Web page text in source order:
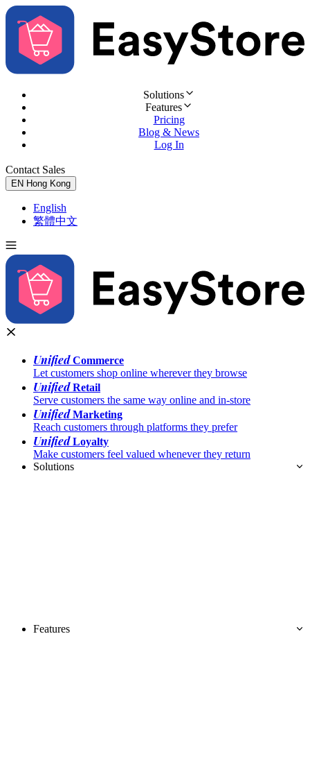
Solutions
Features
Pricing
Blog & News
Log In
Contact Sales
EN Hong Kong
English
繁體中文
UnifiedCommerce
Let customers shop online wherever they browse
UnifiedRetail
Serve customers the same way online and in-store
UnifiedMarketing
Reach customers through platforms they prefer
UnifiedLoyalty
Make customers feel valued whenever they return
Solutions
Features